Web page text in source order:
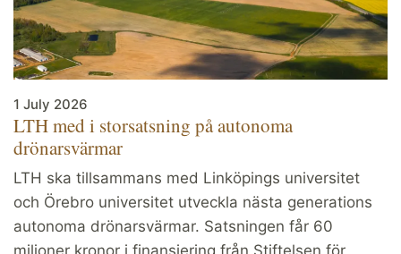
1 July 2026
LTH med i storsatsning på autonoma
drönarsvärmar
LTH ska tillsammans med Linköpings universitet
och Örebro universitet utveckla nästa generations
autonoma drönarsvärmar. Satsningen får 60